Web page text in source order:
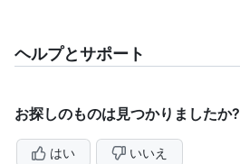
ヘルプとサポート
お探しのものは見つかりましたか?
はい いいえ